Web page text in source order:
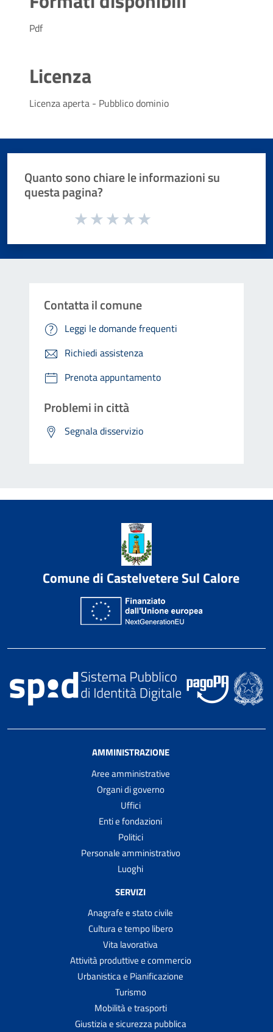
Pdf
Licenza
Licenza aperta - Pubblico dominio
Quanto sono chiare le informazioni su
questa pagina?
Valuta da 1 a 5 stelle la pagina
Contatta il comune
Leggi le domande frequenti
Richiedi assistenza
Prenota appuntamento
Problemi in città
Segnala disservizio
Comune di Castelvetere Sul Calore
AMMINISTRAZIONE
Aree amministrative
Organi di governo
Uffici
Enti e fondazioni
Politici
Personale amministrativo
Luoghi
SERVIZI
Anagrafe e stato civile
Cultura e tempo libero
Vita lavorativa
Attività produttive e commercio
Urbanistica e Pianificazione
Turismo
Mobilità e trasporti
Giustizia e sicurezza pubblica